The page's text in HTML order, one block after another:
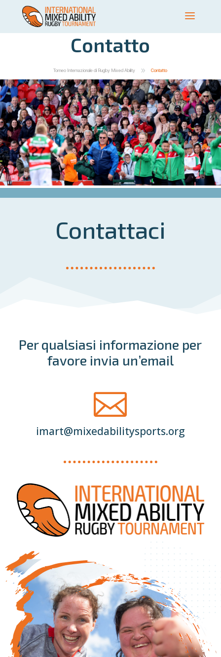
Contatto
Torneo Internazionale di Rugby Mixed Ability 9 Contatto
Contattaci
Per qualsiasi informazione per
favore invia un’email

imart@mixedabilitysports.org